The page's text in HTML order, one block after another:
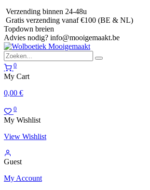
Verzending binnen 24-48u
Gratis verzending vanaf €100 (BE & NL)
Topdown breien
Advies nodig? info@mooigemaakt.be
0
My Cart
0,00 €
0
My Wishlist
View Wishlist
Guest
My Account